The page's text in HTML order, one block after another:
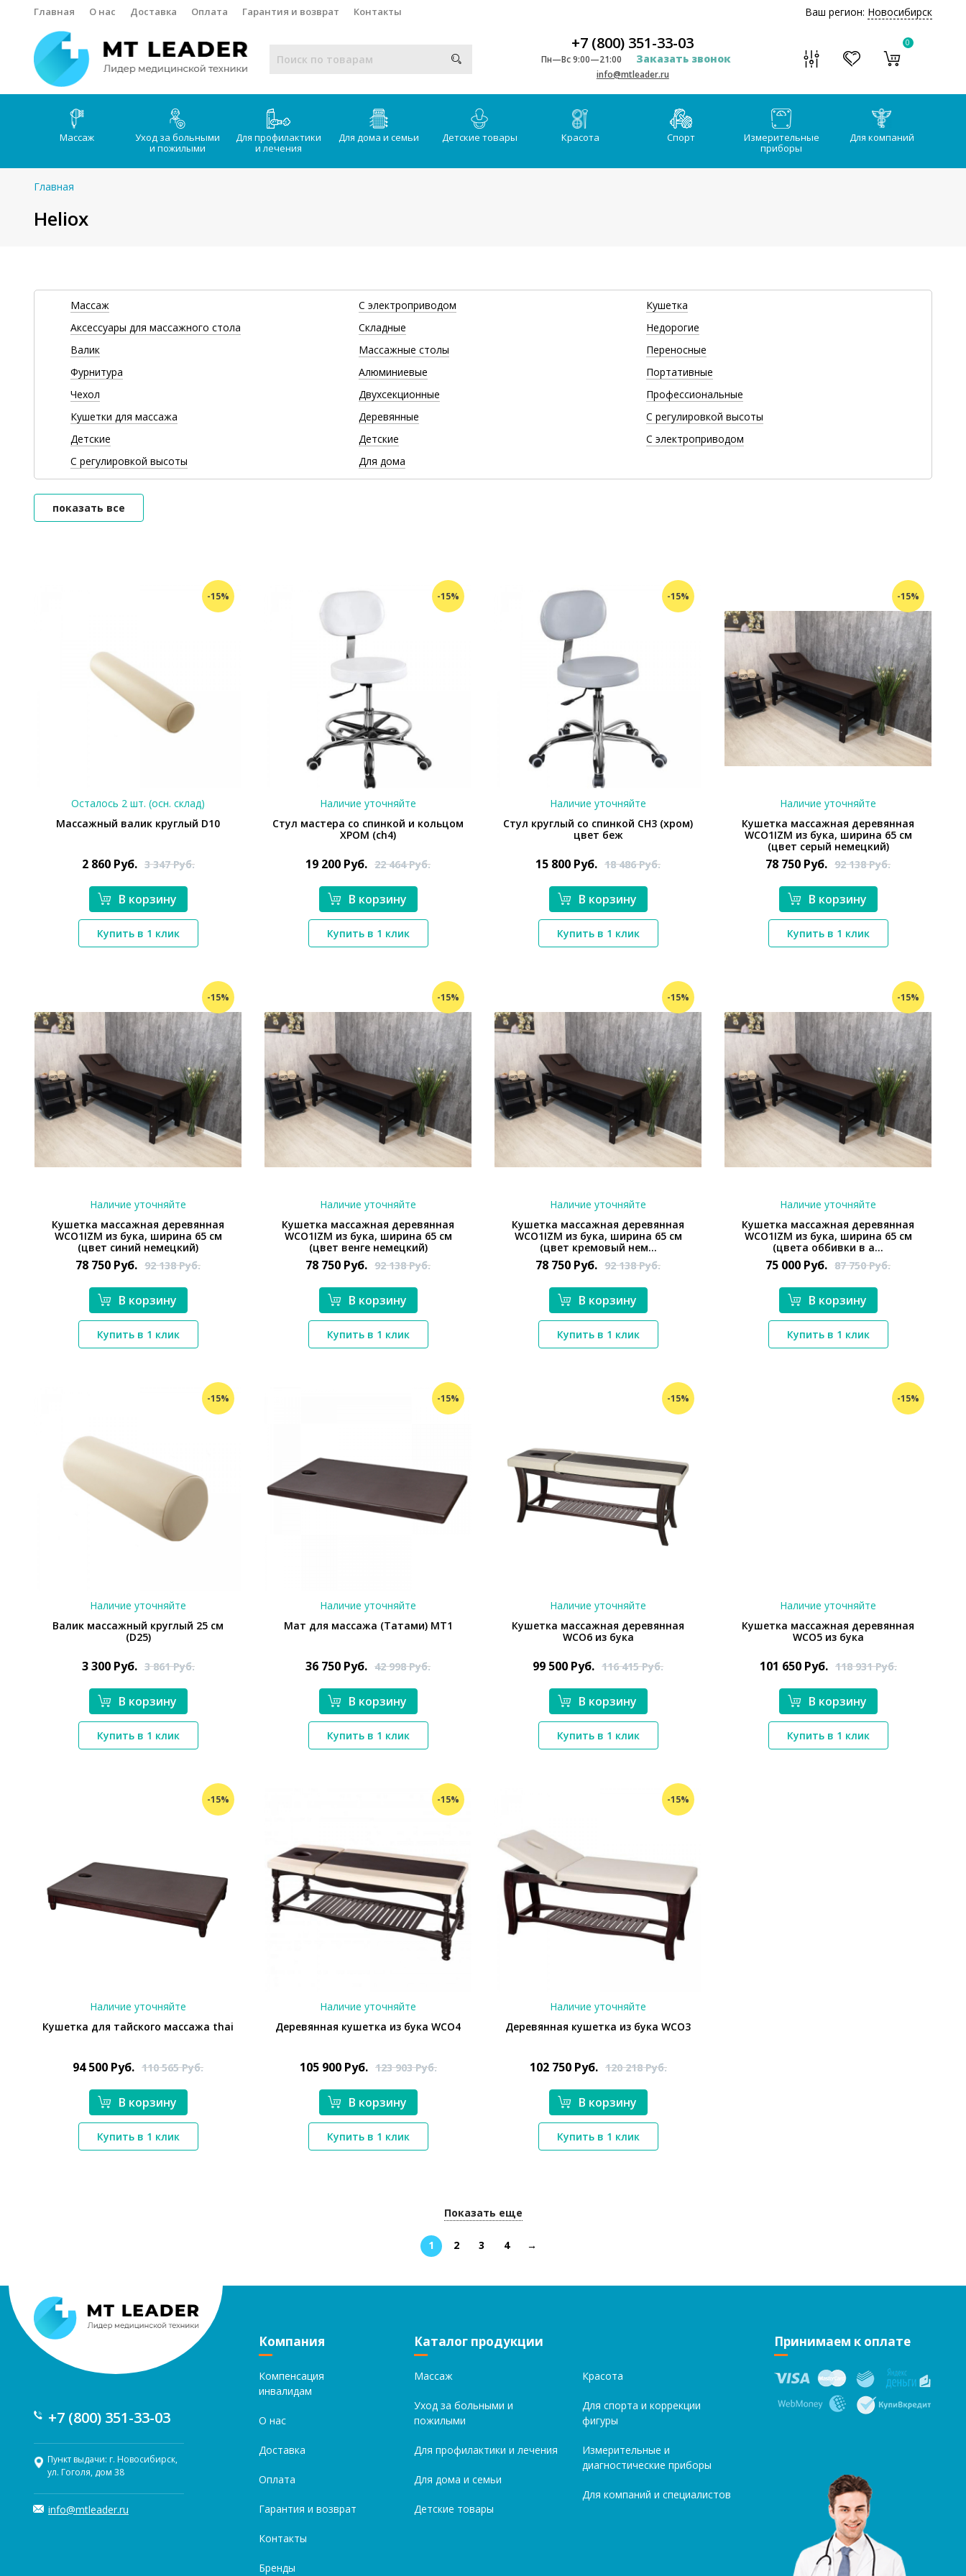
Главная О нас Доставка Оплата Гарантия и возврат Контакты Ваш регион: Новосибирск
+7 (800) 351-33-03
Пн—Вс 9:00—21:00 Заказать звонок
info@mtleader.ru
0
Массаж
Уход за больными
и пожилыми
Для профилактики
и лечения
Для дома и семьи Детские товары Красота Спорт
Измерительные
приборы
Для компаний
Главная
Heliox
Массаж
Аксессуары для массажного стола
Валик
Фурнитура
Чехол
Кушетки для массажа
Детские
С регулировкой высоты
С электроприводом
Складные
Массажные столы
Алюминиевые
Двухсекционные
Деревянные
Детские
Для дома
Кушетка
Недорогие
Переносные
Портативные
Профессиональные
С регулировкой высоты
С электроприводом
показать все
-15%
*}
Осталось 2 шт. (осн. склад)
Массажный валик круглый D10
2 860 Руб. 3 347Руб.
В корзину
Купить в 1 клик
-15%
*}
Наличие уточняйте
Стул мастера со спинкой и кольцом
ХРОМ (ch4)
19 200 Руб. 22 464Руб.
В корзину
Купить в 1 клик
-15%
*}
Наличие уточняйте
Стул круглый со спинкой CH3 (хром)
цвет беж
15 800 Руб. 18 486Руб.
В корзину
Купить в 1 клик
-15%
*}
Наличие уточняйте
Кушетка массажная деревянная
WCO1IZM из бука, ширина 65 см
(цвет серый немецкий)
78 750 Руб. 92 138Руб.
В корзину
Купить в 1 клик
-15%
*}
Наличие уточняйте
Кушетка массажная деревянная
WCO1IZM из бука, ширина 65 см
(цвет синий немецкий)
78 750 Руб. 92 138Руб.
В корзину
Купить в 1 клик
-15%
*}
Наличие уточняйте
Кушетка массажная деревянная
WCO1IZM из бука, ширина 65 см
(цвет венге немецкий)
78 750 Руб. 92 138Руб.
В корзину
Купить в 1 клик
-15%
*}
Наличие уточняйте
Кушетка массажная деревянная
WCO1IZM из бука, ширина 65 см
(цвет кремовый нем...
78 750 Руб. 92 138Руб.
В корзину
Купить в 1 клик
-15%
*}
Наличие уточняйте
Кушетка массажная деревянная
WCO1IZM из бука, ширина 65 см
(цвета оббивки в а...
75 000 Руб. 87 750Руб.
В корзину
Купить в 1 клик
-15%
*}
Наличие уточняйте
Валик массажный круглый 25 см
(D25)
3 300 Руб. 3 861Руб.
В корзину
Купить в 1 клик
-15%
*}
Наличие уточняйте
Мат для массажа (Татами) МТ1
36 750 Руб. 42 998Руб.
В корзину
Купить в 1 клик
-15%
*}
Наличие уточняйте
Кушетка массажная деревянная
WCO6 из бука
99 500 Руб. 116 415Руб.
В корзину
Купить в 1 клик
-15%
*}
Наличие уточняйте
Кушетка массажная деревянная
WCO5 из бука
101 650 Руб. 118 931Руб.
В корзину
Купить в 1 клик
-15%
*}
Наличие уточняйте
Кушетка для тайского массажа thai
94 500 Руб. 110 565Руб.
В корзину
Купить в 1 клик
-15%
*}
Наличие уточняйте
Деревянная кушетка из бука WCO4
105 900 Руб. 123 903Руб.
В корзину
Купить в 1 клик
-15%
*}
Наличие уточняйте
Деревянная кушетка из бука WCO3
102 750 Руб. 120 218Руб.
В корзину
Купить в 1 клик
Показать еще
1 2 3 4 →
+7 (800) 351-33-03
Пункт выдачи: г. Новосибирск,
ул. Гоголя, дом 38
info@mtleader.ru
Компания
Компенсация
инвалидам
О нас
Доставка
Оплата
Гарантия и возврат
Контакты
Бренды
Каталог продукции
Массаж
Уход за больными и
пожилыми
Для профилактики и лечения
Для дома и семьи
Детские товары
Красота
Для спорта и коррекции
фигуры
Измерительные и
диагностические приборы
Для компаний и специалистов
Принимаем к оплате